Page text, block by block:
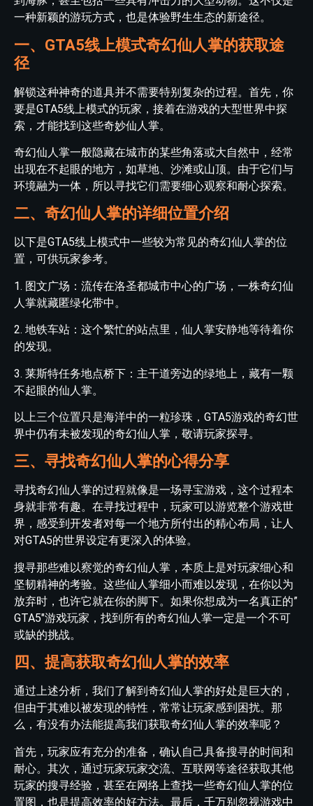
一种新颖的游玩方式，也是体验野生生态的新途径。
一、GTA5线上模式奇幻仙人掌的获取途
径
解锁这种神奇的道具并不需要特别复杂的过程。首先，你
要是GTA5线上模式的玩家，接着在游戏的大型世界中探
索，才能找到这些奇妙仙人掌。
奇幻仙人掌一般隐藏在城市的某些角落或大自然中，经常
出现在不起眼的地方，如草地、沙滩或山顶。由于它们与
环境融为一体，所以寻找它们需要细心观察和耐心探索。
二、奇幻仙人掌的详细位置介绍
以下是GTA5线上模式中一些较为常见的奇幻仙人掌的位
置，可供玩家参考。
1. 图文广场：流传在洛圣都城市中心的广场，一株奇幻仙
人掌就藏匿绿化带中。
2. 地铁车站：这个繁忙的站点里，仙人掌安静地等待着你
的发现。
3. 莱斯特任务地点桥下：主干道旁边的绿地上，藏有一颗
不起眼的仙人掌。
以上三个位置只是海洋中的一粒珍珠，GTA5游戏的奇幻世
界中仍有未被发现的奇幻仙人掌，敬请玩家探寻。
三、寻找奇幻仙人掌的心得分享
寻找奇幻仙人掌的过程就像是一场寻宝游戏，这个过程本
身就非常有趣。在寻找过程中，玩家可以游览整个游戏世
界，感受到开发者对每一个地方所付出的精心布局，让人
对GTA5的世界设定有更深入的体验。
搜寻那些难以察觉的奇幻仙人掌，本质上是对玩家细心和
坚韧精神的考验。这些仙人掌细小而难以发现，在你以为
放弃时，也许它就在你的脚下。如果你想成为一名真正的”
GTA5″游戏玩家，找到所有的奇幻仙人掌一定是一个不可
或缺的挑战。
四、提高获取奇幻仙人掌的效率
通过上述分析，我们了解到奇幻仙人掌的好处是巨大的，
但由于其难以被发现的特性，常常让玩家感到困扰。那
么，有没有办法能提高我们获取奇幻仙人掌的效率呢？
首先，玩家应有充分的准备，确认自己具备搜寻的时间和
耐心。其次，通过玩家玩家交流、互联网等途径获取其他
玩家的搜寻经验，甚至在网络上查找一些奇幻仙人掌的位
置图，也是提高效率的好方法。最后，千万别忽视游戏中